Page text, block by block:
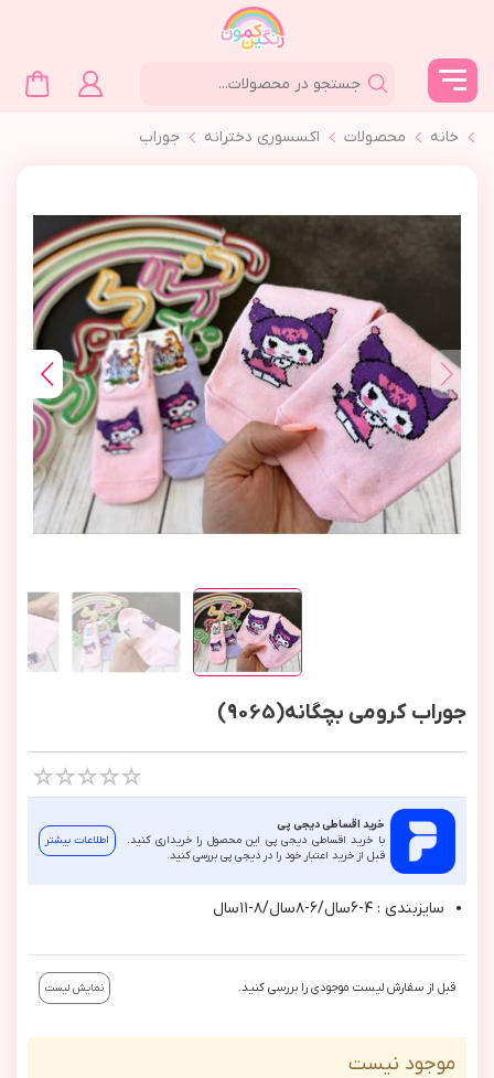
خانه محصولات اکسسوری دخترانه جوراب
جوراب کرومی بچگانه(9065)
خرید اقساطی دیجی پی
با خرید اقساطی دیجی پی این محصول را خریداری کنید.
قبل از خرید اعتبار خود را در دیجی پی بررسی کنید.
اطلاعات بیشتر
سايزبندي : ٤-٦سال/٦-٨سال/٨-١١سال
قبل از سفارش لیست موجودی را بررسی کنید. نمایش لیست
موجود نیست